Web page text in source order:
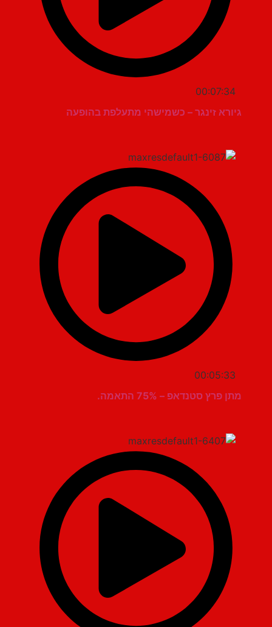
00:07:34
גיורא זינגר – כשמישהי מתעלפת בהופעה
00:05:33
מתן פרץ סטנדאפ – 75% התאמה.